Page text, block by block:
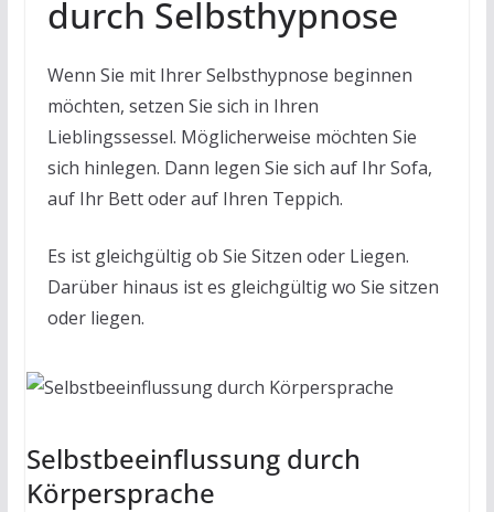
durch Selbsthypnose
Wenn Sie mit Ihrer Selbsthypnose beginnen
möchten, setzen Sie sich in Ihren
Lieblingssessel. Möglicherweise möchten Sie
sich hinlegen. Dann legen Sie sich auf Ihr Sofa,
auf Ihr Bett oder auf Ihren Teppich.
Es ist gleichgültig ob Sie Sitzen oder Liegen.
Darüber hinaus ist es gleichgültig wo Sie sitzen
oder liegen.
Selbstbeeinflussung durch
Körpersprache